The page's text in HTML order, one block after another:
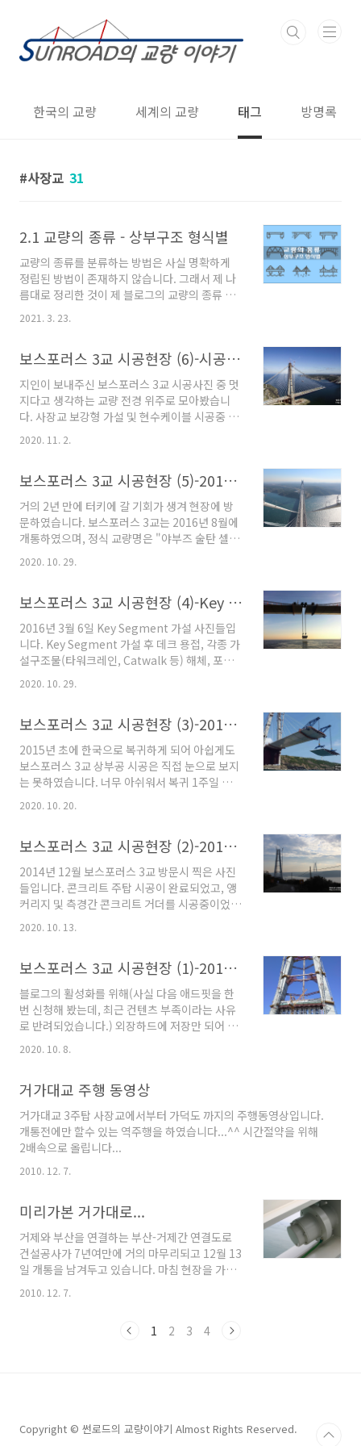
한국의 교량 세계의 교량 태그 방명록
사장교 31
2.1 교량의 종류 - 상부구조 형식별
교량의 종류를 분류하는 방법은 사실 명확하게
정립된 방법이 존재하지 않습니다. 그래서 제 나
름대로 정리한 것이 제 블로그의 교량의 종류 카
테고리에 있는 글 들이며 당연히 제 글들이 정답
은 아니라는 점 밝혀드립니다. 교량은 분류하는
의 연결, 재료, 교면 위치 및 용도 등 여러 가지가
있으며, 보통 상부구조의 형식에 따른 분류가 가
장 널리 사용됩니다. 하지만 교량형식명에 반드
시 상부구조의 형식만을 나타내는 건 아니며 재
료나 교면 위치 등 다른 세부 정보가 포함되어 있
기도 합니다. 예를 들어 널리 사용되고 있는 강합
우, 아래와 같은 의미/정보를 가지고 있습니다.
강(鋼) 합성(合成) 상(箱) 형(桁) ..
2021. 3. 23.
보스포러스 3교 시공현장 (6)-시공전경
지인이 보내주신 보스포러스 3교 시공사진 중 멋
지다고 생각하는 교량 전경 위주로 모아봤습니
다. 사장교 보강형 가설 및 현수케이블 시공중 찍
은 사진들 입니다. 시기상으로는 2015년 여름이
되겠군요. 이제 보스포러스 3교는 마무리 짓고,
스포러스3교 시공현장 다른포스트 보기
2020/10/08 - [교량시공현장] - 보스포러스 3교
시공현장 (1)-2014. 03. 2020/10/13 - [교량시
공현장] - 보스포러스 3교 시공현장 (2)-2014.
12. 2020/10/20 - [교량시공현장] - 보스포러스
3교 시공현장 (3)-2015. 7~9. 2020/10/29 - [교
Seg 가설(2016.03.0..
2020. 11. 2.
보스포러스 3교 시공현장 (5)-2016. 11.
거의 2년 만에 터키에 갈 기회가 생겨 현장에 방
문하였습니다. 보스포러스 3교는 2016년 8월에
개통하였으며, 정식 교량명은 "야부즈 술탄 셀림
쿄프류슈" (Yavuz Sultan Selim Köprüsü) 입
니다. 야부즈 술탄 셀림은 오스만 제국의 술탄중
로 셀림1세의 별명이라고 하네요.. 참고로 보스
포러스 2교는 "파티 슐탄 메흐멧 쿄프류슈"
(Fahti Sultan Mehmet Köprüsü) 입니다. 도
로 표지판에는 줄여서 F.S.M이라고 표시 되어있
습니다. 역시 오스만 제국의 술탄 이름이며 Fahti
는 '정복자'라는 뜻입니다. 술탄 메흐멧은 콘스탄
니다. 보스포러스 1교는 최근까지 "보아지치 쿄
프류슈"..
2020. 10. 29.
보스포러스 3교 시공현장 (4)-Key Seg 가설(2016.03.06)
2016년 3월 6일 Key Segment 가설 사진들입
니다. Key Segment 가설 후 데크 용접, 각종 가
설구조물(타워크레인, Catwalk 등) 해체, 포장
및 기타 부대공 설치를 실시하였습니다. >> 보스
포러스3교 시공현장 다른포스트 보기
시공현장 (1)-2014. 03. 2020/10/13 - [교량시
공현장] - 보스포러스 3교 시공현장 (2)-2014.
12. 2020/10/20 - [교량시공현장] - 보스포러스
3교 시공현장 (3)-2015. 7~9. 2020/10/29 - [교
량시공현장] - 보스포러스 3교 시공현장 (4)-Key
Seg 가설(2016.03.06) 2020/10/29 - [교량시
2020. 10. 29.
보스포러스 3교 시공현장 (3)-2015. 7~9.
2015년 초에 한국으로 복귀하게 되어 아쉽게도
보스포러스 3교 상부공 시공은 직접 눈으로 보지
는 못하였습니다. 너무 아쉬워서 복귀 1주일 전인
가 마지막으로 방문했던 기억이 나네요... 아래 사
진들은 현장에서 근무하던 지인이 카톡으로 보내
진들입니다. 중앙경간 데크 가설 및 사장케이블
가설, 그리고 현수케이블 가설을 하고 있습니다.
아래는 PPWS 케이블 시공 전경입니다. PPWS
케이블은 직경 5.4mm 127가닥으로 구성되었
고 강도는 1,860MPa입니다. >> 보스포러스3교
시공현장 다른포스트 보기 2020/10/08 - [교량
03. 2020/10/13 - [교량시공현장] - 보스포러스
3교 시..
2020. 10. 20.
보스포러스 3교 시공현장 (2)-2014. 12.
2014년 12월 보스포러스 3교 방문시 찍은 사진
들입니다. 콘크리트 주탑 시공이 완료되었고, 앵
커리지 및 측경간 콘크리트 거더를 시공중이었습
니다. 5,6년 지난 다음에 보니 감회가 새롭기도
하지만 방문당시 보고 듣고 한것들이 기억이 하
에는... 콘크리트 주탑은 사장케이블 정착구까지
는 Slip form을 정착구 부터는 ACS를 적용하여
시공되었습니다. >> 보스포러스3교 시공현장 다
른포스트 보기 2020/10/08 - [교량시공현장] -
보스포러스 3교 시공현장 (1)-2014. 03.
2020/10/13 - [교량시공현장] - 보스포러스 3교
공현장] - 보스포러스 3교 시공현장 (3)-201..
2020. 10. 13.
보스포러스 3교 시공현장 (1)-2014. 03.
블로그의 활성화를 위해(사실 다음 애드핏을 한
번 신청해 봤는데, 최근 컨텐츠 부족이라는 사유
로 반려되었습니다.) 외장하드에 저장만 되어 있
는 방문했던 교량현장 사진들을 풀어볼 생각입니
다. 그 첫번째로 보스포러스 3교 시공현장을 포스
2241m, 중앙경간 1400m의 사장현수교로 계획
되었으며 교량 개요는 예전에 포스팅을 하였으니
참조하시면 좋겠네요. (2014년도 포스팅이네
요.. 쿨럭) 2014/02/22 - [교량시공현장] - 보스
포러스 3교 시공현장 (이스탄불, 터키) 먼저
2014년도 3월에 방문한 사진입니다. 2014년 3
정착구 하단까지는 Slip Form공법, 그 이후는
ACS (Auto Climbing Syst..
2020. 10. 8.
거가대교 주행 동영상
거가대교 3주탑 사장교에서부터 가덕도 까지의 주행동영상입니다.
개통전에만 할수 있는 역주행을 하였습니다...^^ 시간절약을 위해
2배속으로 올립니다...
2010. 12. 7.
미리가본 거가대로...
거제와 부산을 연결하는 부산-거제간 연결도로
건설공사가 7년여만에 거의 마무리되고 12월 13
일 개통을 남겨두고 있습니다. 마침 현장을 가볼
기회가 생겨 다녀왔습니다. 거개대로는 경남 거
제시와 부산광역시 가덕를 연결하는 총연장
사장교와 230m의 3주탑 사장교, 그리고
상한 교각이 있어 찍었습니다. 벽식교각위에 T형
2010. 12. 7.
1 2 3 4
Copyright © 썬로드의 교량이야기 Almost Rights Reserved.